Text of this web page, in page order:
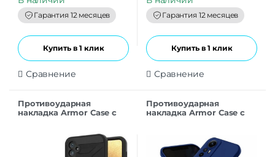
o
f
5
Гарантия 12 месяцев
Купить в 1 клик
Сравнение
o
f
5
Гарантия 12 месяцев
Купить в 1 клик
Сравнение
Противоударная
накладка Armor Case с
Противоударная
накладка Armor Case с